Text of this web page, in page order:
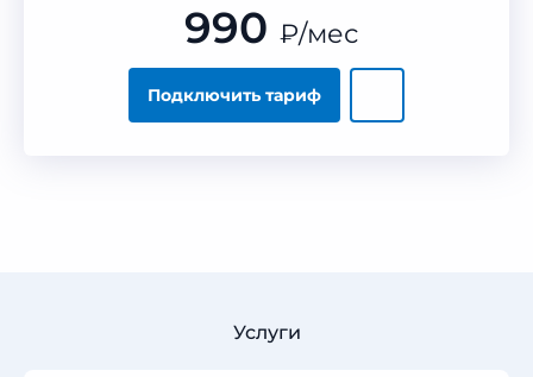
Подключить тариф
990 ₽/мес
Услуги